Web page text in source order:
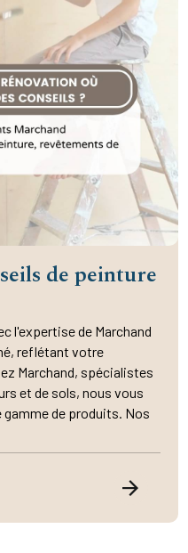
de peinture
l'expertise de Marchand
reflétant votre
Marchand, spécialistes
et de sols, nous vous
de produits. Nos